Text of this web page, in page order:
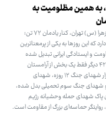
قطعه ۴۲، به همین مظلومیت به
قلب بهشت زهرا (س) تهران، کنار یادمان ۷۲ تن؛
که این روزها به یکی از پرمعناترین
و ایستادگی ایرانی تبدیل شده
است. قطعه ۴۲ دیگر فقط یک بخش از آرامستان
نیست؛ به گلزار شهدای جنگ ۱۲ روزه، شهدای
شهدای جنگ سوم تحمیلی بدل شده،
پاک شهدای حمله وحشیانه رژیم
حماسه‌ای بزرگ از مقاومت است.